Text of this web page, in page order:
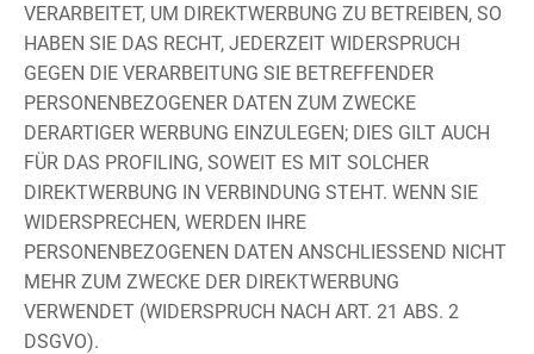
VERARBEITET, UM DIREKTWERBUNG ZU BETREIBEN, SO
HABEN SIE DAS RECHT, JEDERZEIT WIDERSPRUCH
GEGEN DIE VERARBEITUNG SIE BETREFFENDER
PERSONENBEZOGENER DATEN ZUM ZWECKE
DERARTIGER WERBUNG EINZULEGEN; DIES GILT AUCH
FÜR DAS PROFILING, SOWEIT ES MIT SOLCHER
DIREKTWERBUNG IN VERBINDUNG STEHT. WENN SIE
WIDERSPRECHEN, WERDEN IHRE
PERSONENBEZOGENEN DATEN ANSCHLIESSEND NICHT
MEHR ZUM ZWECKE DER DIREKTWERBUNG
VERWENDET (WIDERSPRUCH NACH ART. 21 ABS. 2
DSGVO).